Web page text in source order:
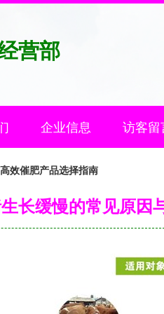
营部
企业信息 访客留
效催肥产品选择指南
长缓慢的常见原因